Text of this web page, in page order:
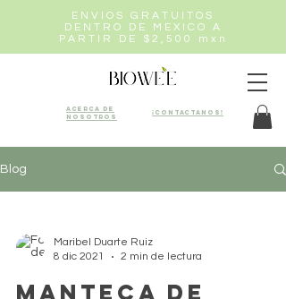
ENVIOS GRATUITOS
DENTRO DE MEXICO A
PARTIR DE $2,500 mxn
Acerca de
nosotros
¡Contactanos!
Blog
Maribel Duarte Ruiz
8 dic 2021
2 min de lectura
Manteca de